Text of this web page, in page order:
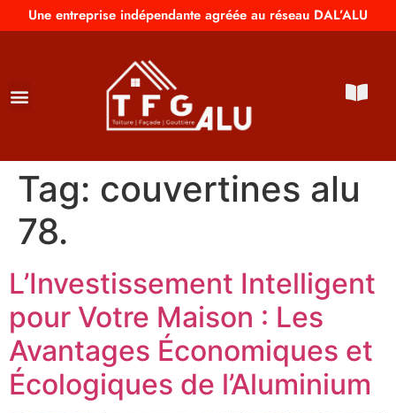
Une entreprise indépendante agréée au réseau DAL’ALU
Tag: couvertines alu
78.
L’Investissement Intelligent
pour Votre Maison : Les
Avantages Économiques et
Écologiques de l’Aluminium